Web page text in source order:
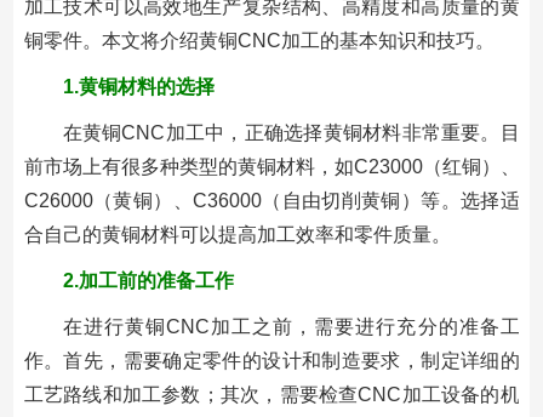
加工技术可以高效地生产复杂结构、高精度和高质量的黄
铜零件。本文将介绍黄铜CNC加工的基本知识和技巧。
1.黄铜材料的选择
在黄铜CNC加工中，正确选择黄铜材料非常重要。目
前市场上有很多种类型的黄铜材料，如C23000（红铜）、
C26000（黄铜）、C36000（自由切削黄铜）等。选择适
合自己的黄铜材料可以提高加工效率和零件质量。
2.加工前的准备工作
在进行黄铜CNC加工之前，需要进行充分的准备工
作。首先，需要确定零件的设计和制造要求，制定详细的
工艺路线和加工参数；其次，需要检查CNC加工设备的机